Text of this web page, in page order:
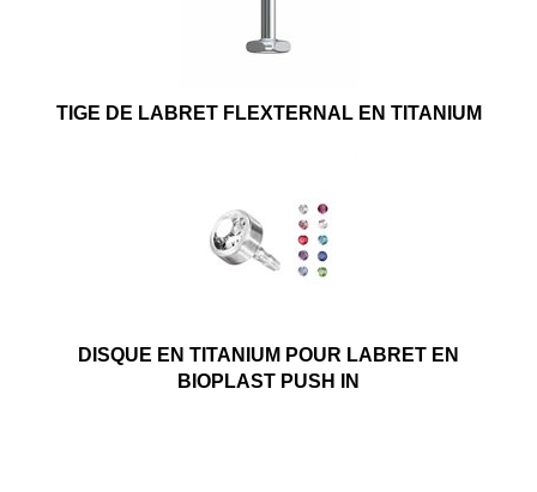
TIGE DE LABRET FLEXTERNAL EN TITANIUM
DISQUE EN TITANIUM POUR LABRET EN
BIOPLAST PUSH IN